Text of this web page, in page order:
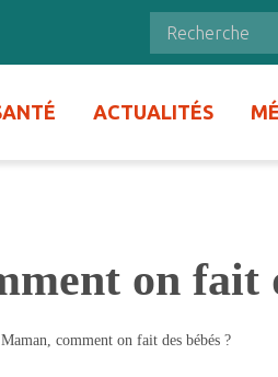
ACTUALITÉS
on fait
comment on fait des bébés ?